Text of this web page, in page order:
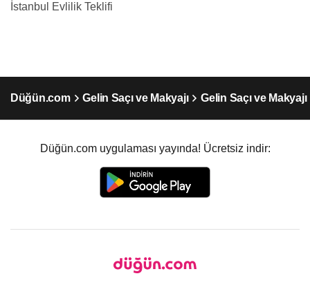
İstanbul Evlilik Teklifi
Düğün.com Gelin Saçı ve Makyajı Gelin Saçı ve
Düğün.com uygulaması yayında! Ücretsiz indir: